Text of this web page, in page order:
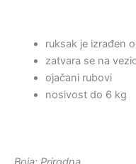
ruksak je izrađen
zatvara se na
ojačani rubovi
nosivost do 6 kg